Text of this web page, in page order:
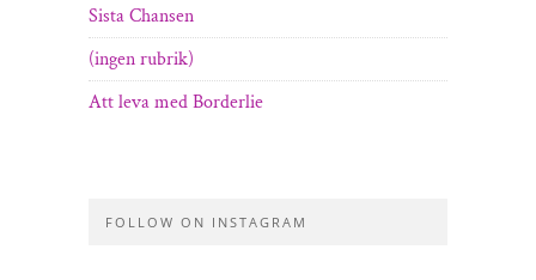
Sista Chansen
(ingen rubrik)
Att leva med Borderlie
FOLLOW ON INSTAGRAM